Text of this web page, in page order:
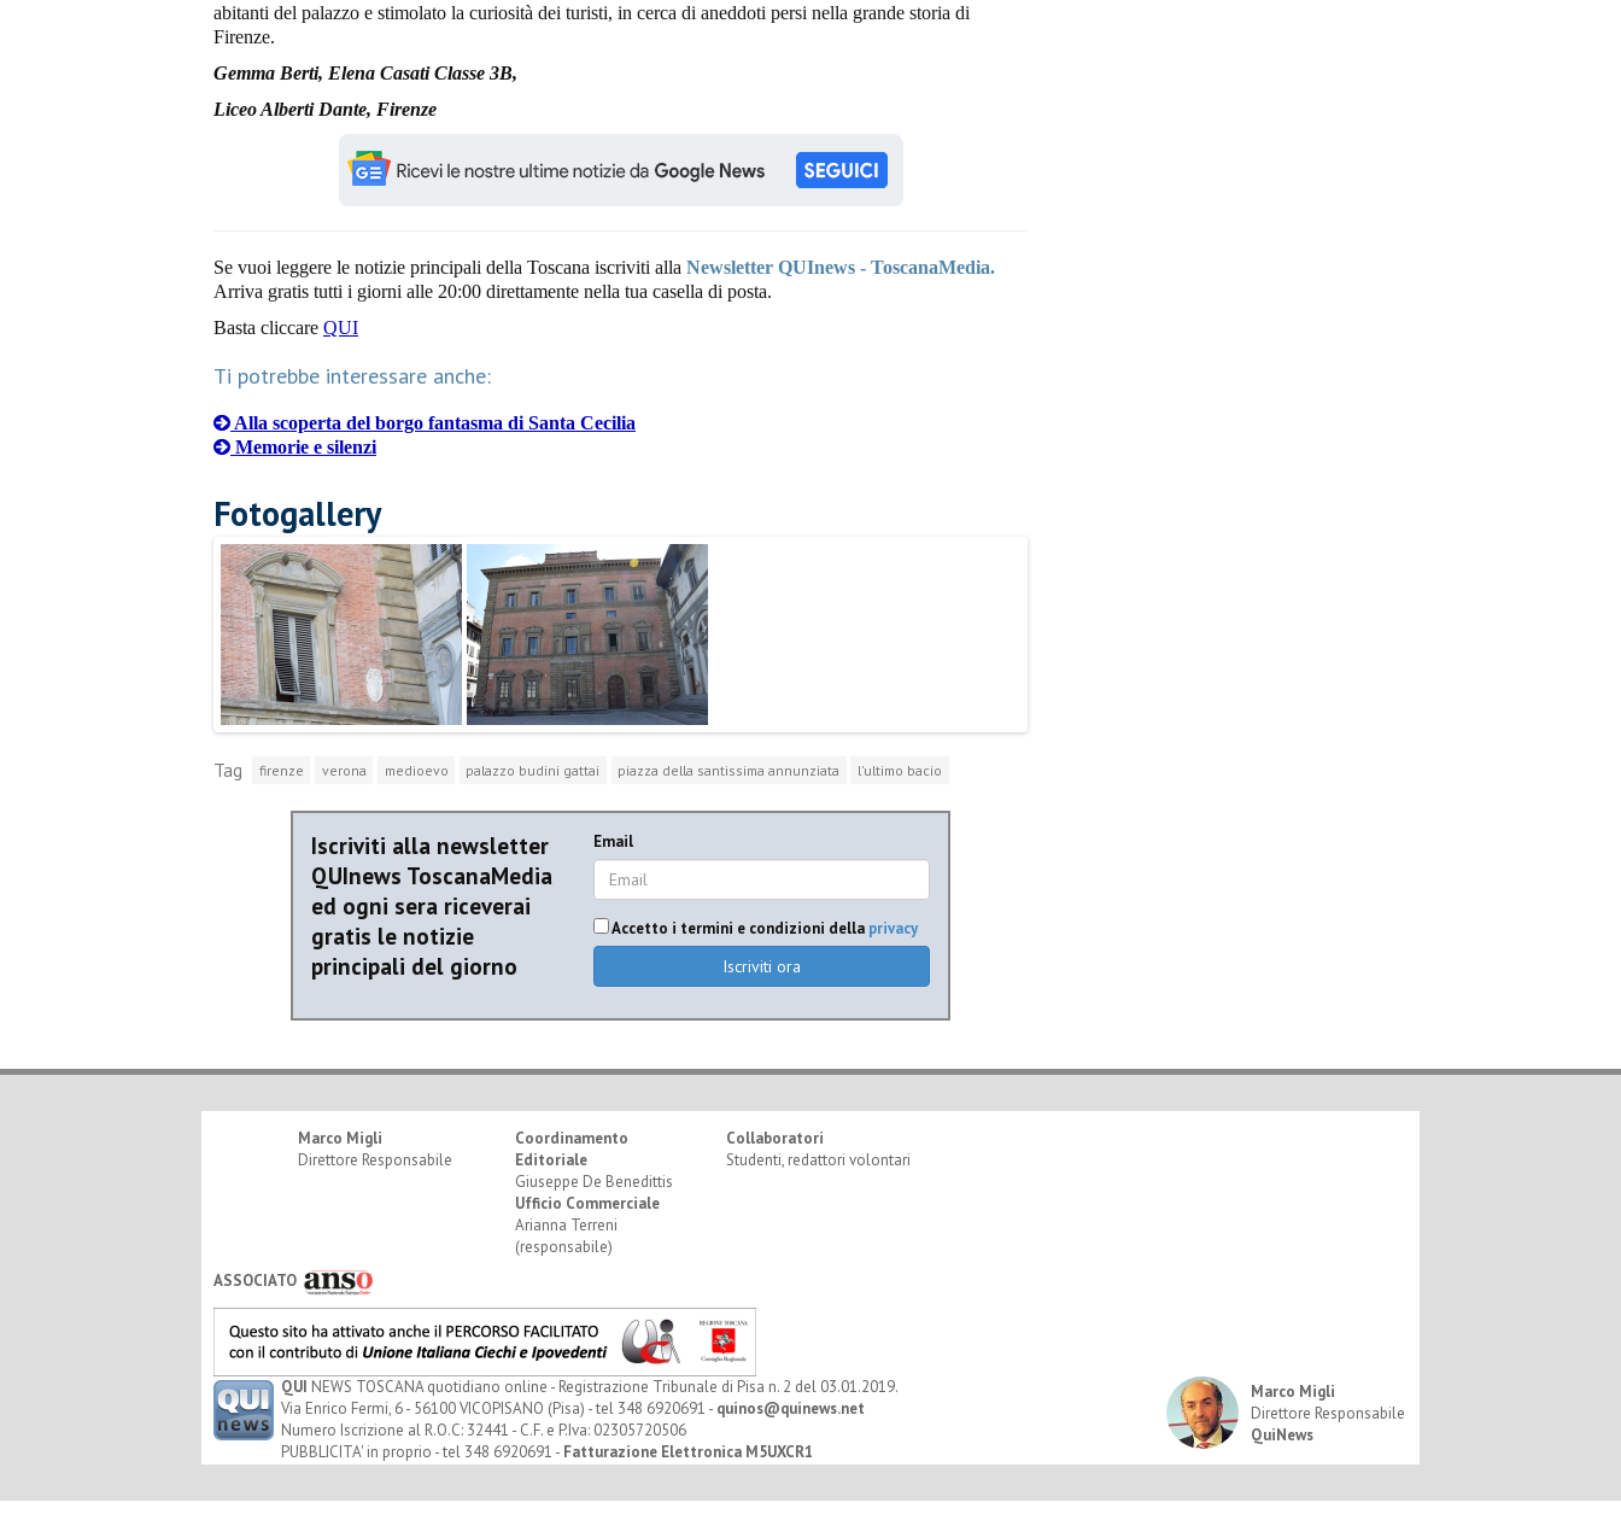
abitanti del palazzo e stimolato la curiosità dei turisti, in cerca di aneddoti persi nella grande storia di
Firenze.
Gemma Berti, Elena Casati Classe 3B,
Liceo Alberti Dante, Firenze
Se vuoi leggere le notizie principali della Toscana iscriviti alla Newsletter QUInews - ToscanaMedia.
Arriva gratis tutti i giorni alle 20:00 direttamente nella tua casella di posta.
Basta cliccare QUI
Ti potrebbe interessare anche:
Alla scoperta del borgo fantasma di Santa Cecilia
Memorie e silenzi
Fotogallery
Tag firenze verona medioevo palazzo budini gattai piazza della santissima annunziata l'ultimo bacio
Iscriviti alla newsletter
QUInews ToscanaMedia
ed ogni sera riceverai
gratis le notizie
principali del giorno
Email
Accetto i termini e condizioni della privacy
Iscriviti ora
Marco Migli
Direttore Responsabile
Coordinamento
Editoriale
Giuseppe De Benedittis
Ufficio Commerciale
Arianna Terreni
(responsabile)
Collaboratori
Studenti, redattori volontari
ASSOCIATO
QUI NEWS TOSCANA quotidiano online - Registrazione Tribunale di Pisa n. 2 del 03.01.2019.
Via Enrico Fermi, 6 - 56100 VICOPISANO (Pisa) - tel 348 6920691 - quinos@quinews.net
Numero Iscrizione al R.O.C: 32441 - C.F. e P.Iva: 02305720506
PUBBLICITA' in proprio - tel 348 6920691 - Fatturazione Elettronica M5UXCR1
Marco Migli
Direttore Responsabile
QuiNews